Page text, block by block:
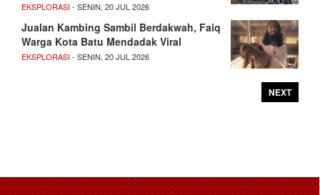
EKSPLORASI- SENIN, 20 JUL 2026
Jualan Kambing Sambil Berdakwah, Faiq
Warga Kota Batu Mendadak Viral
EKSPLORASI- SENIN, 20 JUL 2026
NEXT